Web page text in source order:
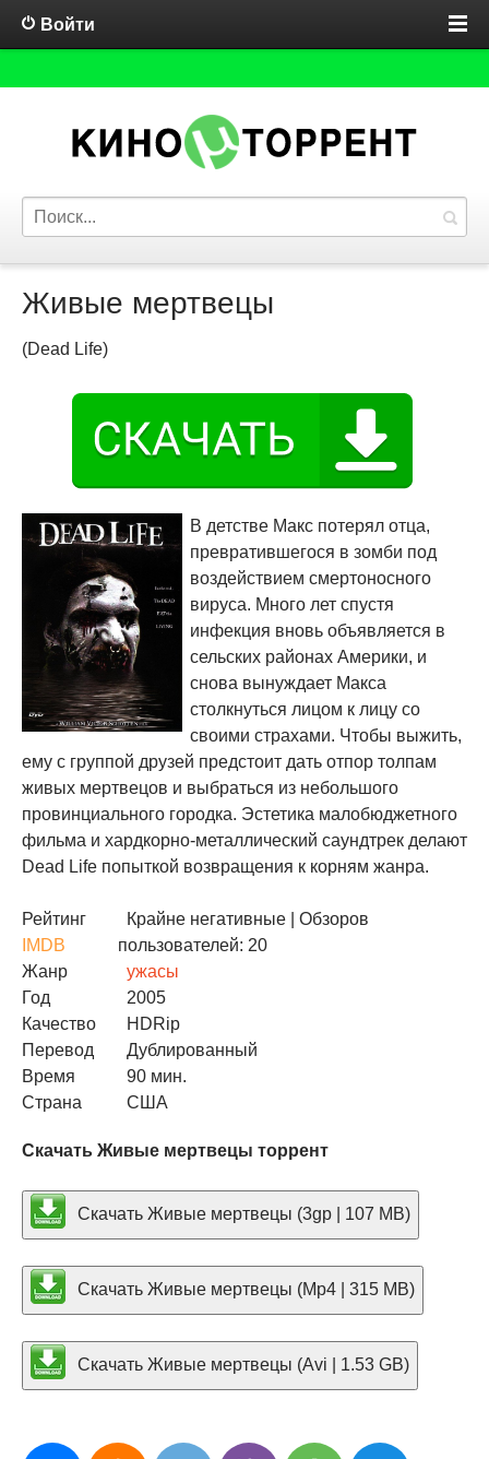
Войти
Живые мертвецы
(Dead Life)
В детстве Макс потерял отца,
превратившегося в зомби под
воздействием смертоносного
вируса. Много лет спустя
инфекция вновь объявляется в
сельских районах Америки, и
снова вынуждает Макса
столкнуться лицом к лицу со
своими страхами. Чтобы выжить,
ему с группой друзей предстоит дать отпор толпам
живых мертвецов и выбраться из небольшого
провинциального городка. Эстетика малобюджетного
фильма и хардкорно-металлический саундтрек делают
Dead Life попыткой возвращения к корням жанра.
Рейтинг
IMDB
Крайне негативные | Обзоров
пользователей: 20
Жанр
ужасы
Год
2005
Качество
HDRip
Перевод
Дублированный
Время
90 мин.
Страна
США
Скачать Живые мертвецы торрент
Скачать Живые мертвецы (3gp | 107 MB)
Скачать Живые мертвецы (Mp4 | 315 MB)
Скачать Живые мертвецы (Avi | 1.53 GB)